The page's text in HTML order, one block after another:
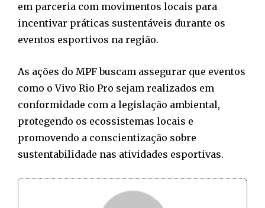
em parceria com movimentos locais para
incentivar práticas sustentáveis durante os
eventos esportivos na região.
As ações do MPF buscam assegurar que eventos
como o Vivo Rio Pro sejam realizados em
conformidade com a legislação ambiental,
protegendo os ecossistemas locais e
promovendo a conscientização sobre
sustentabilidade nas atividades esportivas.